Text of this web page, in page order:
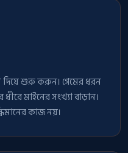
দিয়ে শুরু করুন। গেমের ধরন
মাইনের সংখ্যা বাড়ান।
কাজ নয়।